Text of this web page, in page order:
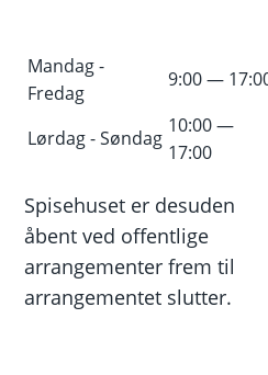
Mandag -
Fredag
9:00 —
Lørdag - Søndag
10:00 —
17:00
Spisehuset er desuden
åbent ved offentlige
arrangementer frem til
arrangementet slutter.
dine
du deler denne
dem, du skal være
dette link: